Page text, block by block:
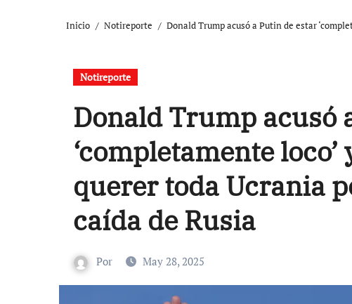
Inicio Notireporte Donald Trump acusó a Putin de estar
Notireporte
Donald Trump acusó
‘completamente
querer toda Ucrania
caída de Rusia
Por May 28, 2025